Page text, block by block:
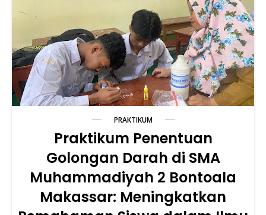
PRAKTIKUM
Praktikum Penentuan
Golongan Darah di SMA
Muhammadiyah 2 Bontoala
Makassar: Meningkatkan